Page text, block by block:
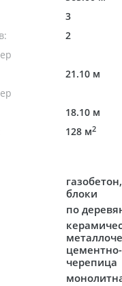
3
2
21.10 м
18.10 м
128 м2
блоки
по
черепица